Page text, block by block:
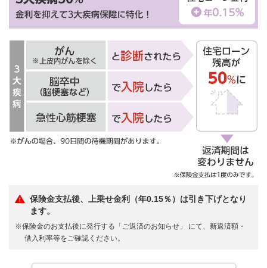
保険金支払後、上乗せ金利（年0.15％）は引き下げとなり
ます。
※保険金のお支払後に発行する「ご返済のお知らせ」 にて、新返済額・
借入利率等をご確認ください。